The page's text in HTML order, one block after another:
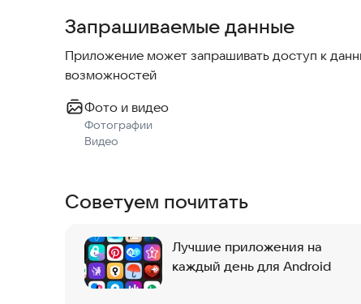
Запрашиваемые данные
Приложение может запрашивать доступ к
возможностей
Фото и видео
Фотографии
Видео
Советуем почитать
Лучшие приложения на
каждый день для Android